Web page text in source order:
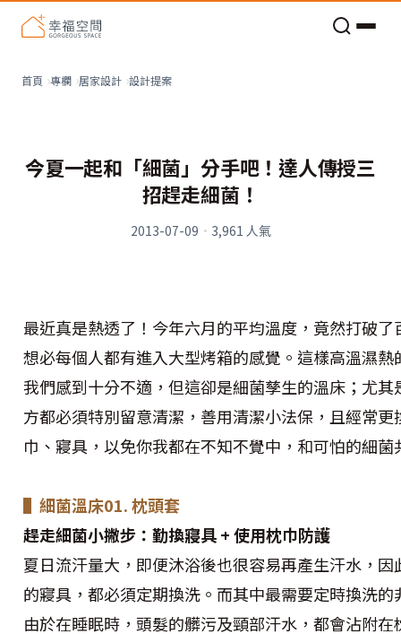
首頁 專欄 居家設計 設計提案
今夏一起和「細菌」分手吧！達人傳授三
招趕走細菌！
2013-07-09 · 3,961 人氣
最近真是熱透了！今年六月的平均溫度，竟然打破了
想必每個人都有進入大型烤箱的感覺。這樣高溫濕熱
我們感到十分不適，但這卻是細菌孳生的溫床；尤其
方都必須特別留意清潔，善用清潔小法保，且經常更
巾、寢具，以免你我都在不知不覺中，和可怕的細菌
▌細菌溫床01. 枕頭套
趕走細菌小撇步：勤換寢具 + 使用枕巾防護
夏日流汗量大，即便沐浴後也很容易再產生汗水，因
的寢具，都必須定期換洗。而其中最需要定時換洗的
由於在睡眠時，頭髮的髒污及頸部汗水，都會沾附在